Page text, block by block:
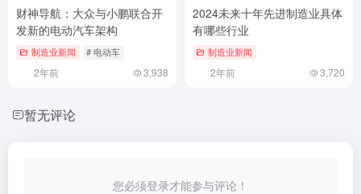
财神导航：大众与小鹏联合开
发新的电动汽车架构
制造业新闻 # 电动车
2年前 3,938
2024未来十年先进制造业具体
有哪些行业
制造业新闻
2年前 3,720
暂无评论
您必须登录才能参与评论！